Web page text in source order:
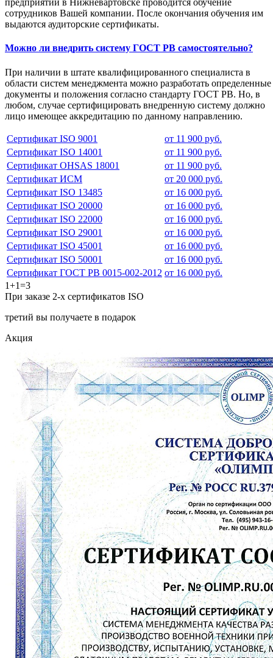
предприятии в Нижневартовске проводится обучение
сотрудников Вашей компании. После окончания обучения им
выдаются аудиторские сертификаты.
Можно ли внедрить систему ГОСТ РВ самостоятельно?
При наличии в штате квалифицированного специалиста в
области систем менеджмента можно разработать определенные
документы и положения согласно стандарту ГОСТ РВ. Но, в
любом, случае сертифицировать внедренную систему должно
лицо имеющее аккредитацию по данному направлению.
Сертификат ISO 9001
от 11 900 руб.
Сертификат ISO 14001
от 11 900 руб.
Сертификат OHSAS 18001
от 11 900 руб.
Сертификат ИСМ
от 20 000 руб.
Сертификат ISO 13485
от 16 000 руб.
Сертификат ISO 20000
от 16 000 руб.
Сертификат ISO 22000
от 16 000 руб.
Сертификат ISO 29001
от 16 000 руб.
Сертификат ISO 45001
от 16 000 руб.
Сертификат ISO 50001
от 16 000 руб.
Сертификат ГОСТ РВ 0015-002-2012 от 16 000 руб.
1+1=3
При заказе 2-х сертификатов ISO
третий вы получаете в подарок
Акция